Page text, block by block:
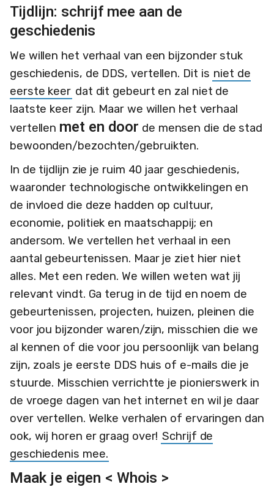
Tijdlijn: schrijf mee aan de
geschiedenis
We willen het verhaal van een bijzonder stuk
geschiedenis, de DDS, vertellen. Dit is niet de
eerste keer dat dit gebeurt en zal niet de
laatste keer zijn. Maar we willen het verhaal
vertellen met en door de mensen die de stad
bewoonden/bezochten/gebruikten.
In de tijdlijn zie je ruim 40 jaar geschiedenis,
waaronder technologische ontwikkelingen en
de invloed die deze hadden op cultuur,
economie, politiek en maatschappij; en
andersom. We vertellen het verhaal in een
aantal gebeurtenissen. Maar je ziet hier niet
alles. Met een reden. We willen weten wat jij
relevant vindt. Ga terug in de tijd en noem de
gebeurtenissen, projecten, huizen, pleinen die
voor jou bijzonder waren/zijn, misschien die we
al kennen of die voor jou persoonlijk van belang
zijn, zoals je eerste DDS huis of e-mails die je
stuurde. Misschien verrichtte je pionierswerk in
de vroege dagen van het internet en wil je daar
over vertellen. Welke verhalen of ervaringen dan
ook, wij horen er graag over! Schrijf de
geschiedenis mee.
Maak je eigen < Whois >